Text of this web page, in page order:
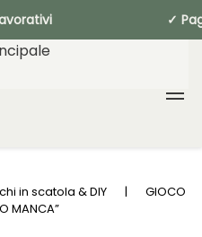
lavorativi ✓
in scatola & DIY
GIOCO
MANCA”